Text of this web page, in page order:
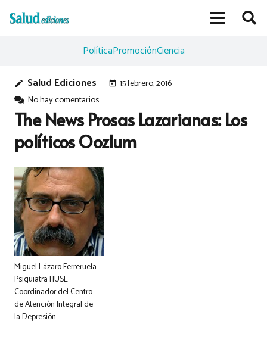
PolíticaPromociónCiencia
edit Salud Ediciones today 15 febrero, 2016
No hay comentarios
The News Prosas Lazarianas: Los
políticos Oozlum
Miguel Lázaro Ferreruela
Psiquiatra HUSE
Coordinador del Centro
de Atención Integral de
la Depresión.